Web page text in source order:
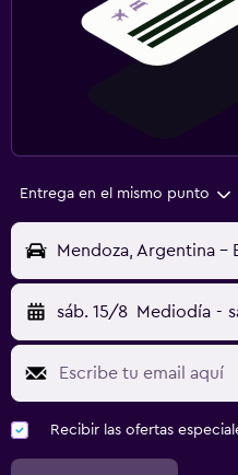
Entrega en el mismo punto
Mendoza, Argentina -
sáb. 15/8 Mediodía -
Recibir las ofertas